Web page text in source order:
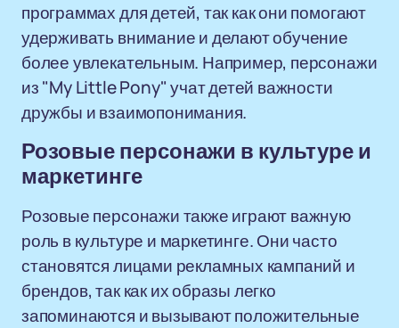
программах для детей, так как они помогают
удерживать внимание и делают обучение
более увлекательным. Например, персонажи
из "My Little Pony" учат детей важности
дружбы и взаимопонимания.
Розовые персонажи в культуре и
маркетинге
Розовые персонажи также играют важную
роль в культуре и маркетинге. Они часто
становятся лицами рекламных кампаний и
брендов, так как их образы легко
запоминаются и вызывают положительные